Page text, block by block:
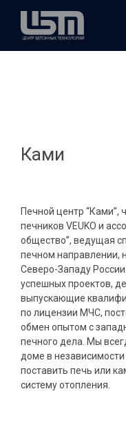
Ками
Печной центр “Ками”,
печников VEUKO и
общество”, ведущая
печном направлении,
Северо-Западу
успешных проектов,
выпускающие
по лицензии МЧС,
обмен опытом с
печного дела. Мы
доме в
поставить печь или
систему отопления.